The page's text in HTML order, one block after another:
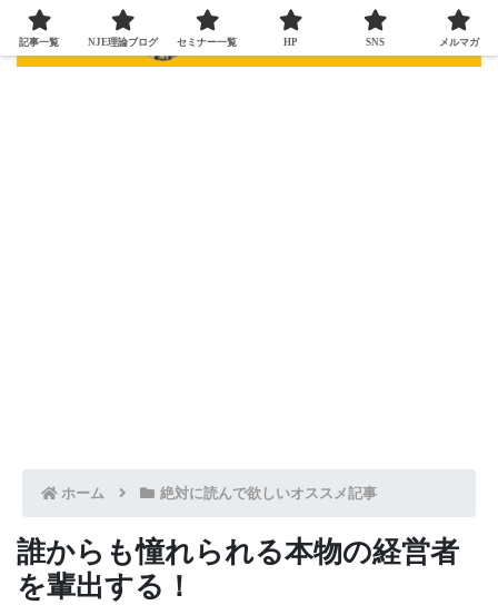
ホーム 絶対に読んで欲しいオススメ記事
誰からも憧れられる本物の経営者
を輩出する！
記事一覧 NJE理論ブログ セミナー一覧 HP SNS メルマガ